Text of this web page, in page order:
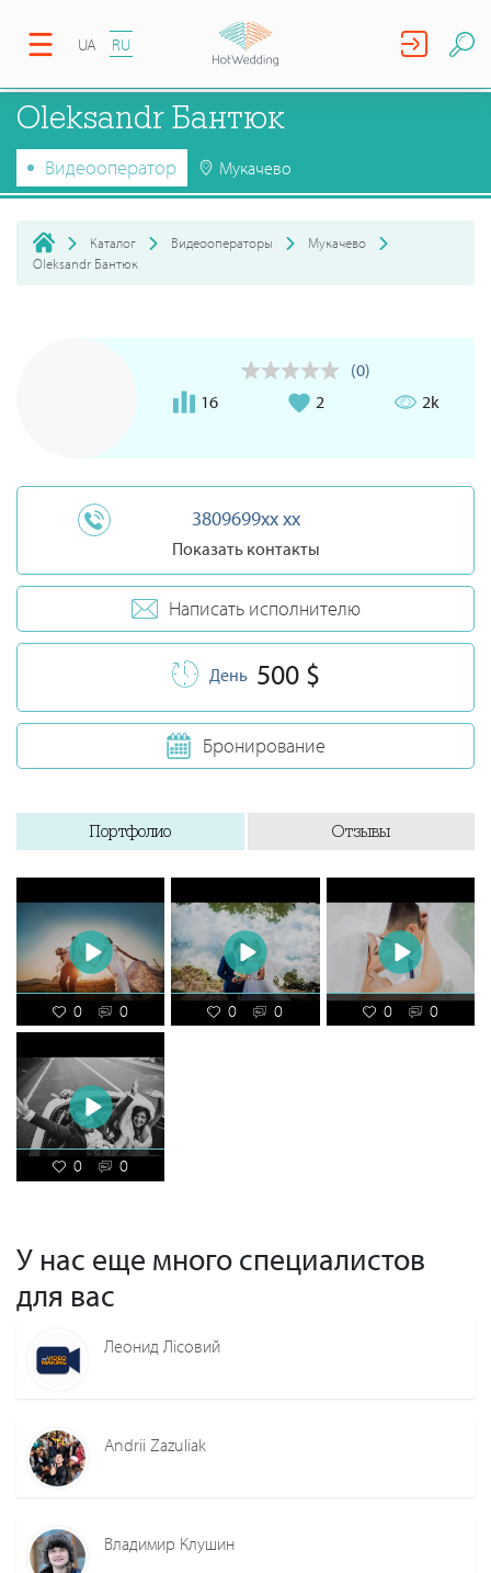
UA RU
Oleksandr Бантюк
Видеооператор Мукачево
Каталог Видеооператоры
Мукачево
Oleksandr Бантюк
(0)
16
2 2k
3809699xx xx
Показать контакты
Написать исполнителю
День 500 $
Бронирование
Портфолио Отзывы
0 0 0 0 0 0
0 0
У нас еще много специалистов
для вас
Леонид Лiсовий
Andrii Zazuliak
Владимир Клушин